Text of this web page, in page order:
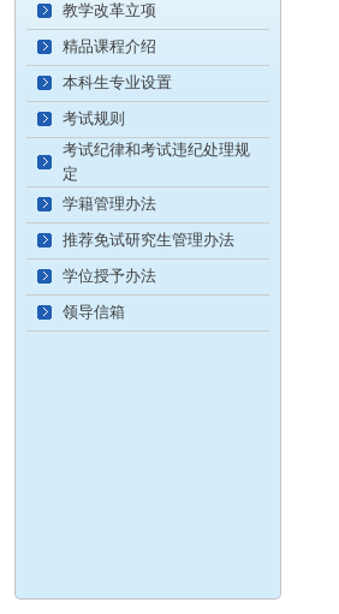
教学改革立项
精品课程介绍
本科生专业设置
考试规则
考试纪律和考试违纪处理规
定
学籍管理办法
推荐免试研究生管理办法
学位授予办法
领导信箱